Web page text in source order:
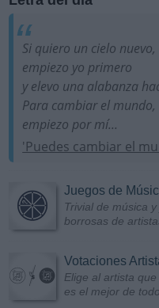
Si quiero un cielo nuevo,
empiezo yo primero
y elevo una alabanza
Para cambiar el mundo,
empiezo por mí...
'Puedes cambiar el
Juegos de
Trivial de música
borrosas de
Votaciones
Elige al artista
es el mejor de